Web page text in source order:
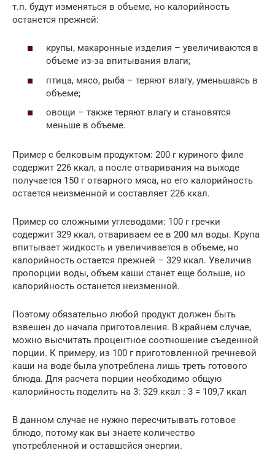
т.п. будут изменяться в объеме, но калорийность
останется прежней:
крупы, макаронные изделия – увеличиваются в
объеме из-за впитывания влаги;
птица, мясо, рыба – теряют влагу, уменьшаясь в
объеме;
овощи – также теряют влагу и становятся
меньше в объеме.
Пример с белковым продуктом: 200 г куриного филе
содержит 226 ккал, а после отваривания на выходе
получается 150 г отварного мяса, но его калорийность
остается неизменной и составляет 226 ккал.
Пример со сложными углеводами: 100 г гречки
содержит 329 ккал, отвариваем ее в 200 мл воды. Крупа
впитывает жидкость и увеличивается в объеме, но
калорийность остается прежней – 329 ккал. Увеличив
пропорции воды, объем каши станет еще больше, но
калорийность останется неизменной.
Поэтому обязательно любой продукт должен быть
взвешен до начала приготовления. В крайнем случае,
можно высчитать процентное соотношение съеденной
порции. К примеру, из 100 г приготовленной гречневой
каши на воде была употреблена лишь треть готового
блюда. Для расчета порции необходимо общую
калорийность поделить на 3: 329 ккал : 3 = 109,7 ккал
В данном случае не нужно пересчитывать готовое
блюдо, потому как вы знаете количество
употребленной и оставшейся энергии.